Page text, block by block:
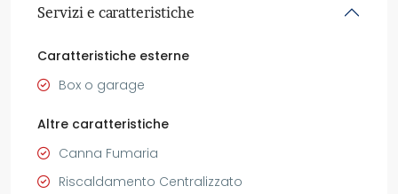
Servizi e caratteristiche
Caratteristiche esterne
Box o garage
Altre caratteristiche
Canna Fumaria
Riscaldamento Centralizzato